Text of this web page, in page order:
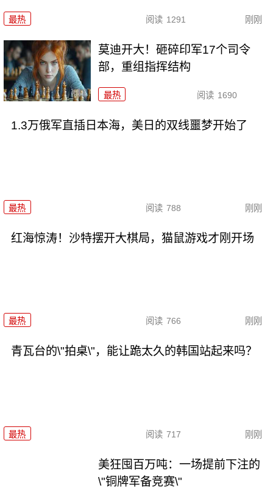
最热 阅读 1291 刚刚
莫迪开大！砸碎印军17个司令
部，重组指挥结构
最热 阅读 1690
1.3万俄军直插日本海，美日的双线噩梦开始了
最热 阅读 788 刚刚
红海惊涛！沙特摆开大棋局，猫鼠游戏才刚开场
最热 阅读 766 刚刚
青瓦台的\"拍桌\"，能让跪太久的韩国站起来吗？
最热 阅读 717 刚刚
美狂囤百万吨：一场提前下注的
\"铜牌军备竞赛\"